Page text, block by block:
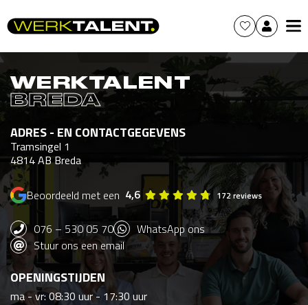
WERKTALENT
BREDA
ADRES - EN CONTACTGEGEVENS
Tramsingel 1
4814 ABBreda
Beoordeeld met een 4,6 172 reviews
076 – 530 05 70
WhatsApp ons
Stuur ons een email
OPENINGSTIJDEN
ma - vr: 08:30 uur - 17:30 uur